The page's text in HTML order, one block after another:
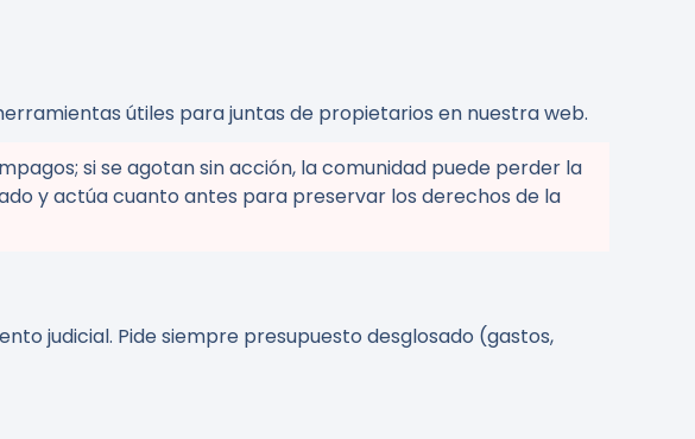
útiles para juntas de propietarios en nuestra web.
si se agotan sin acción, la comunidad puede perder la
y actúa cuanto antes para preservar los derechos de la
judicial. Pide siempre presupuesto desglosado (gastos,